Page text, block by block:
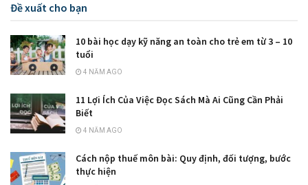
Đề xuất cho bạn
10 bài học dạy kỹ năng an toàn cho trẻ em từ 3 – 10
tuổi
4 NĂM AGO
11 Lợi Ích Của Việc Đọc Sách Mà Ai Cũng Cần Phải
Biết
4 NĂM AGO
Cách nộp thuế môn bài: Quy định, đối tượng, bước
thực hiện